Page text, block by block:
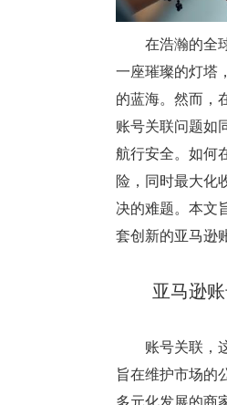
在浩瀚的全球
一座璀璨的灯塔
的蓝海。然而，
账号关联问题如
航行安全。如何
险，同时最大化
决的难题。本文
套创新的亚马逊
亚马逊账
账号关联，这
旨在维护市场的